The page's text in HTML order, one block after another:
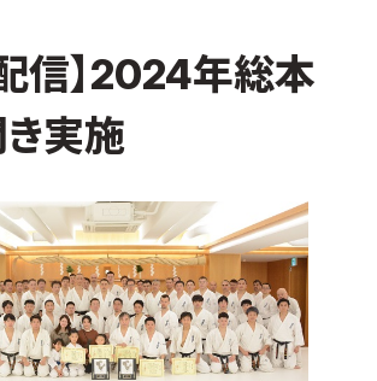
大山倍達総裁 紹介
松井章奎館長 紹介
極真の歴史
極真会館の概要
役員紹介
各委員会紹介
国際空手道連盟について
お知らせ
信】2024年総本
実施